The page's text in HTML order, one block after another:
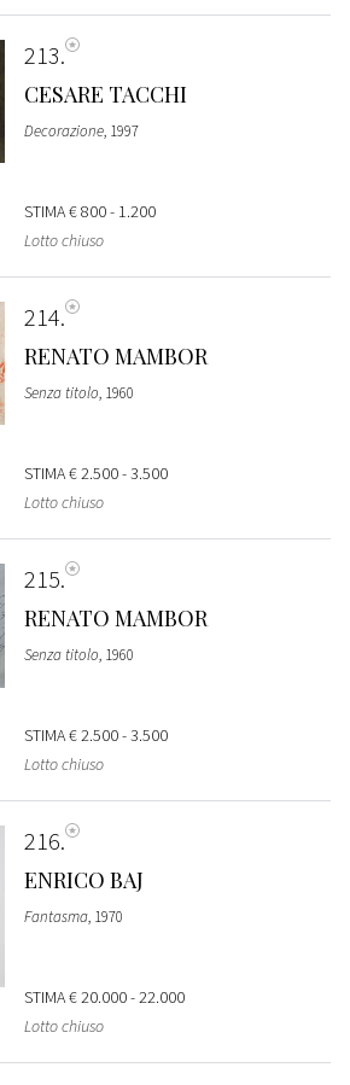
213
CESARE TACCHI
Decorazione, 1997
STIMA€ 800 - 1.200
Lotto chiuso
214
RENATO MAMBOR
Senza titolo, 1960
STIMA€ 2.500 - 3.500
Lotto chiuso
215
RENATO MAMBOR
Senza titolo, 1960
STIMA€ 2.500 - 3.500
Lotto chiuso
216
ENRICO BAJ
Fantasma, 1970
STIMA€ 20.000 - 22.000
Lotto chiuso